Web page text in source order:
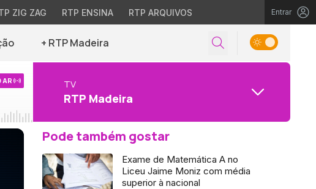
ZIG ZAG RTP ENSINA RTP ARQUIVOS Entrar
+ RTP Madeira
AR TV
RTP Madeira
Pode também gostar
Exame de Matemática A no
Liceu Jaime Moniz com média
superior à nacional